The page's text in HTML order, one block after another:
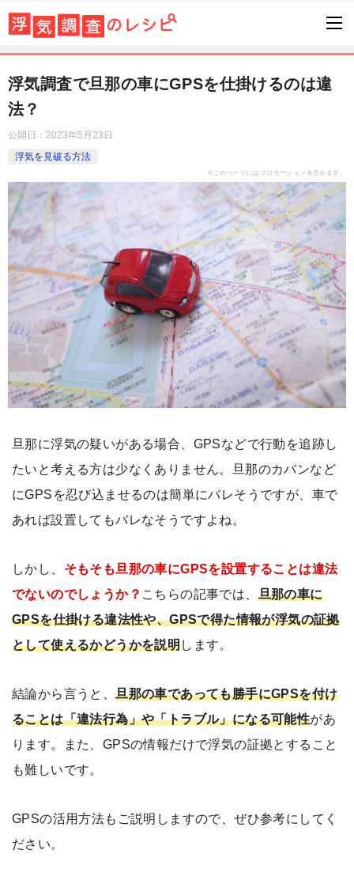
浮気調査で旦那の車にGPSを仕掛けるのは違
法？
公開日： 2023年5月23日
浮気を見破る方法
※このページにはプロモーションを含みます。
旦那に浮気の疑いがある場合、GPSなどで行動を追跡し
たいと考える方は少なくありません。旦那のカバンなど
にGPSを忍び込ませるのは簡単にバレそうですが、車で
あれば設置してもバレなそうですよね。
しかし、 そもそも旦那の車にGPSを設置することは違法
でないのでしょうか？ こちらの記事では、 旦那の車に
GPSを仕掛ける違法性や、GPSで得た情報が浮気の証拠
として使えるかどうかを説明します。
結論から言うと、旦那の車であっても勝手にGPSを付け
ることは「違法行為」や「トラブル」になる可能性があ
ります。また、GPSの情報だけで浮気の証拠とすること
も難しいです。
GPSの活用方法もご説明しますので、ぜひ参考にしてく
ださい。